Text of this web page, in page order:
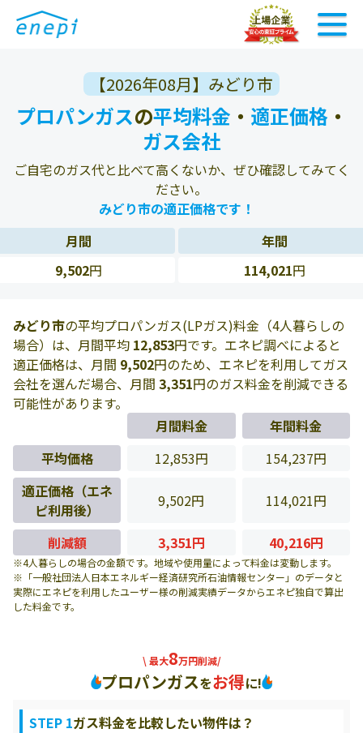
【2026年08月】みどり市
プロパンガスの平均料金 ・ 適正価格 ・
ガス会社
ご自宅のガス代と比べて高くないか、ぜひ確認してみてく
ださい。
みどり市の適正価格です！
月間
年間
9,502円 114,021円
みどり市の平均プロパンガス(LPガス)料金（4人暮らしの
場合）は、月間平均 12,853円です。エネピ調べによると
適正価格は、月間 9,502円のため、エネピを利用してガス
会社を選んだ場合、月間 3,351円のガス料金を削減できる
可能性があります。
月間料金
年間料金
平均価格
12,853円
154,237円
適正価格（エネ
ピ利用後）
9,502円 114,021円
削減額 3,351円 40,216円
※4人暮らしの場合の金額です。地域や使用量によって料金は変動します。
※「一般社団法人日本エネルギー経済研究所石油情報センター」のデータと
実際にエネピを利用したユーザー様の削減実績データからエネピ独自で算出
した料金です。
\ 最大8万円削減/
プロパンガスをお得に!
STEP 1ガス料金を比較したい物件は？